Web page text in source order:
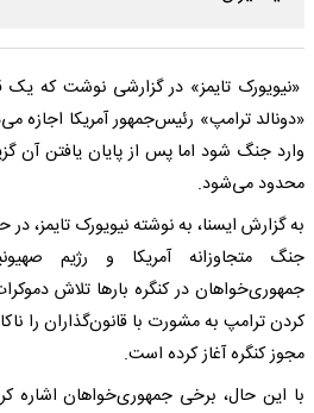
«نیویورک تایمز» در گزارشی نوشت که یک
وارد جنگ شود اما پس از پایان یافتن آن
محدود می‌شود.
به گزارش ایسنا، به نوشته نیویورک تایمز،
جنگ متجاوزانه آمریکا و رژیم
جمهوری‌خواهان در کنگره بارها تلاش
کردن ترامپ به مشورت با قانون‌گذاران را
مجوز کنگره آغاز کرده است.
با این حال، برخی جمهوری‌خواهان اشاره